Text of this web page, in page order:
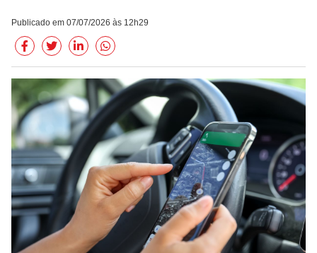
Publicado em 07/07/2026 às 12h29